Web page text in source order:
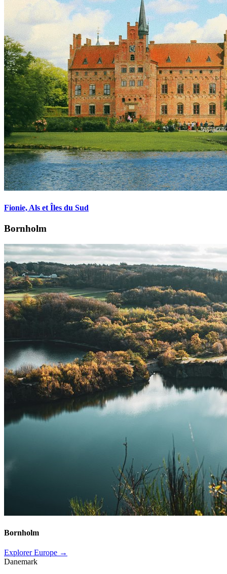
Fionie, Als et Îles du Sud
Bornholm
Bornholm
Explorer Europe →
Danemark